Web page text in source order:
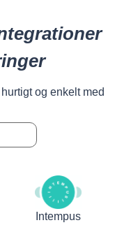
og enkelt med
Intempus